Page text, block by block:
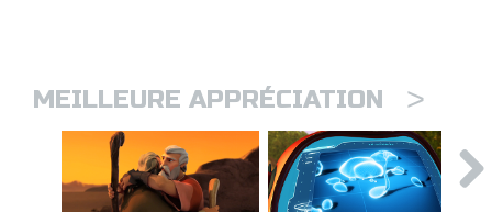
MEILLEURE APPRÉCIATION >